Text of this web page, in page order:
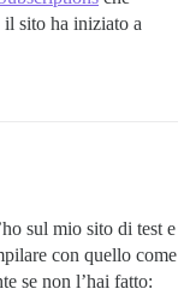
sito ha iniziato a
sul mio sito di test e
con quello come
se non l’hai fatto: